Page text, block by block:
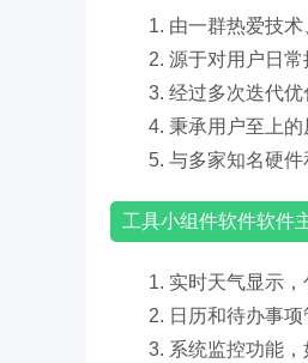
1. 由一群热爱技
2. 源于对用户日
3. 经过多次迭代优
4. 秉承用户至上
5. 与多家知名硬
工具小组件软件软件
1. 实时天气显示
2. 日历和待办事
3. 系统监控功能